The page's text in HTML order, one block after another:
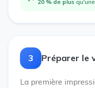
20 % de plus
3 Préparer le
La première